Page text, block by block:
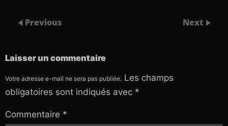
Previous Next
Laisser un commentaire
Votre adresse e-mail ne sera pas publiée. Les champs
obligatoires sont indiqués avec *
Commentaire *